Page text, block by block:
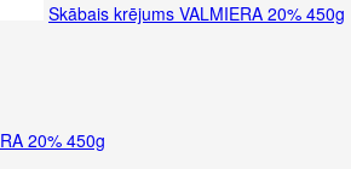
Skābais krējums VALMIERA 20% 450g
20% 450g